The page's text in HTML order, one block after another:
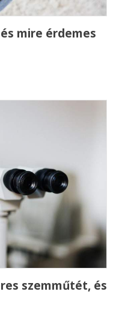
mire érdemes
szemműtét, és